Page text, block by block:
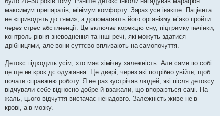
максимум препаратів, мінімум комфорту. Зараз усе інакше. Пацієнта
не «приводять до тями», а допомагають його організму м’яко пройти
через стрес абстиненції. Це включає корекцію сну, підтримку печінки,
контроль рівня зневоднення та інші речі, які можуть здатися
дрібницями, але вони суттєво впливають на самопочуття.
Детокс підходить усім, хто має хімічну залежність. Але саме по собі
це ще не крок до одужання. Це двері, через які потрібно увійти, щоб
почати справжню роботу. Я не раз зустрічав людей, які після детоксу
відчували себе відносно добре й вважали, що впораються самі. На
жаль, цього відчуття вистачає ненадовго. Залежність живе не в
крові, а в мозку.